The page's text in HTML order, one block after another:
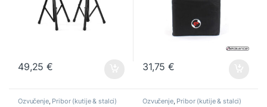
49,25€ 31,75€
Ozvučenje, Pribor (kutije & stalci) Ozvučenje, Pribor (kutije & stalci)